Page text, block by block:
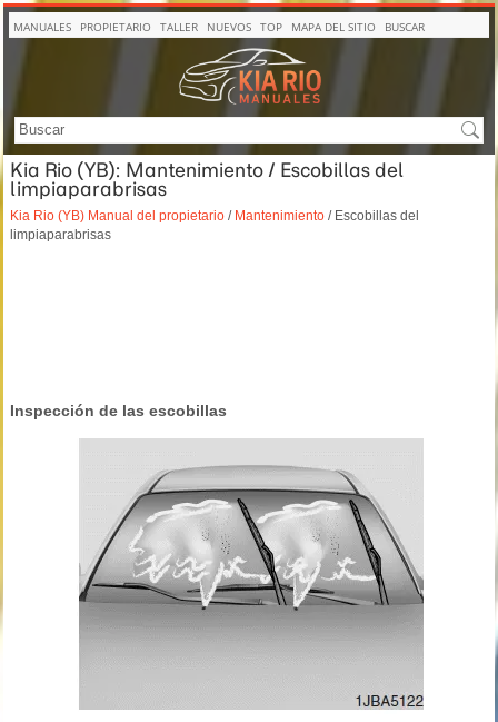
MANUALES PROPIETARIO TALLER NUEVOS TOP MAPA DEL SITIO BUSCAR
Kia Rio (YB): Mantenimiento / Escobillas del
limpiaparabrisas
Kia Rio (YB) Manual del propietario / Mantenimiento / Escobillas del
limpiaparabrisas
Inspección de las escobillas